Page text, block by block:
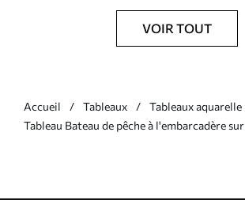
VOIR TOUT
Accueil Tableaux
Tableaux aquarelle
Tableau Bateau de pêche à l'embarcadère